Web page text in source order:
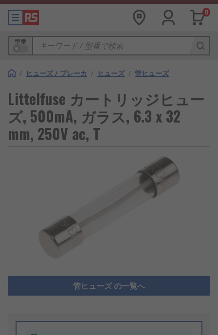
0
型番
/ ヒューズ / ブレーカ / ヒューズ / 管ヒューズ
Littelfuse カートリッジヒュー
ズ, 500mA, ガラス, 6.3 x 32
mm, 250V ac, T
管ヒューズ の一覧へ